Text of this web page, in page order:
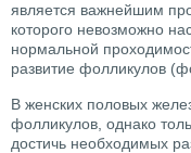
является важнейшим
которого невозможно
нормальной
развитие фолликулов
В женских половых
фолликулов, однако
достичь необходимых